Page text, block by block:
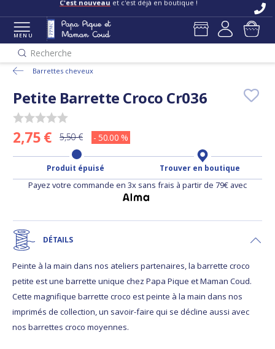
C'est nouveau et c'est déjà en boutique !
MENU
Recherche
Barrettes cheveux
Petite Barrette Croco Cr036
2,75 € 5,50 € - 50.00 %
Produit épuisé Trouver en boutique
Payez votre commande en 3x sans frais à partir de 79€ avec
DÉTAILS
Peinte à la main dans nos ateliers partenaires, la barrette croco
petite est une barrette unique chez Papa Pique et Maman Coud.
Cette magnifique barrette croco est peinte à la main dans nos
imprimés de collection, un savoir-faire qui se décline aussi avec
nos barrettes croco moyennes.